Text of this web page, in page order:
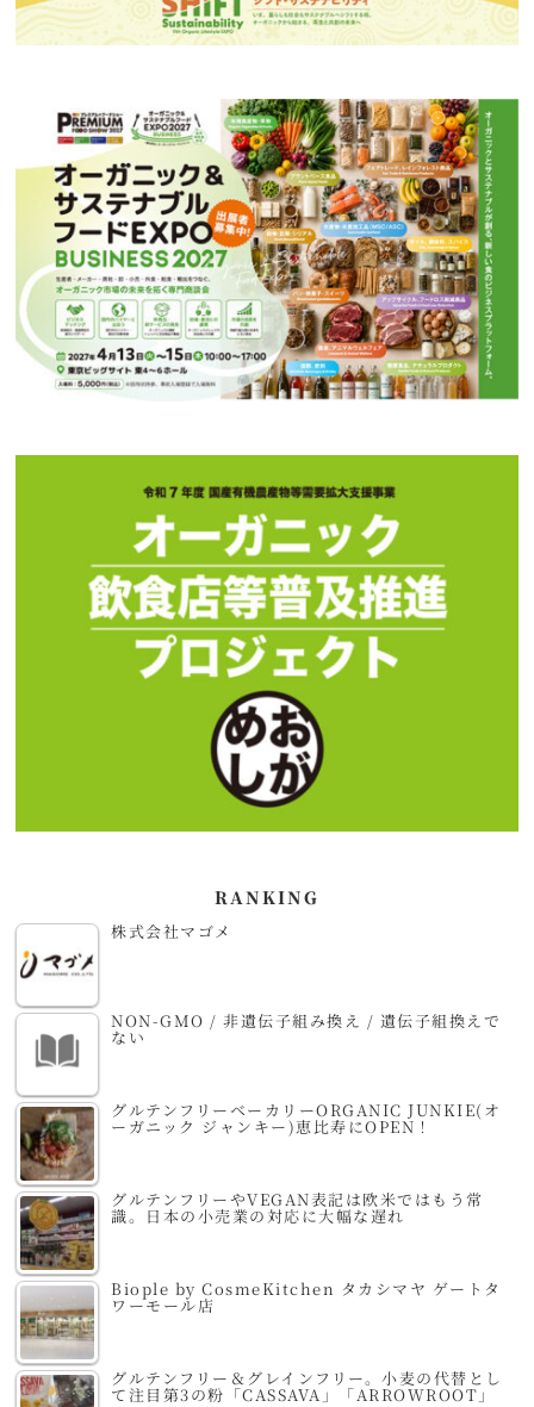
RANKING
株式会社マゴメ
NON-GMO / 非遺伝子組み換え / 遺伝子組換えで
ない
グルテンフリーベーカリーORGANIC JUNKIE(オ
ーガニック ジャンキー)恵比寿にOPEN！
グルテンフリーやVEGAN表記は欧米ではもう常
識。日本の小売業の対応に大幅な遅れ
Biople by CosmeKitchen タカシマヤ ゲートタ
ワーモール店
グルテンフリー＆グレインフリー。小麦の代替とし
て注目第3の粉「CASSAVA」「ARROWROOT」